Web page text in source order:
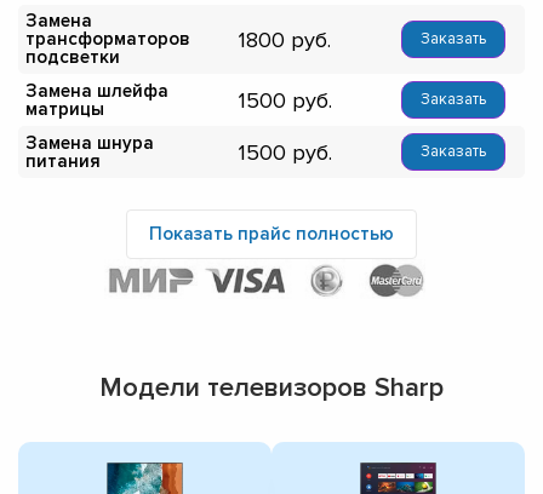
Замена
трансформаторов
подсветки
1800 Заказать
Замена шлейфа
матрицы
1500 Заказать
Замена шнура
питания
1500 Заказать
Показать прайс полностью
Модели телевизоров Sharp